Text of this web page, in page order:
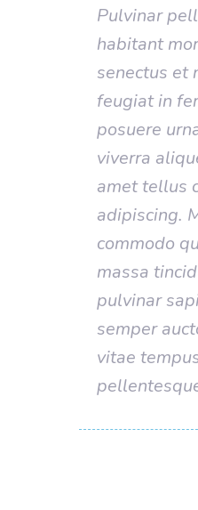
Pulvinar
habitant
senectus et
feugiat in
posuere
viverra
amet tellus
adipiscing.
commodo
massa
pulvinar
semper
vitae